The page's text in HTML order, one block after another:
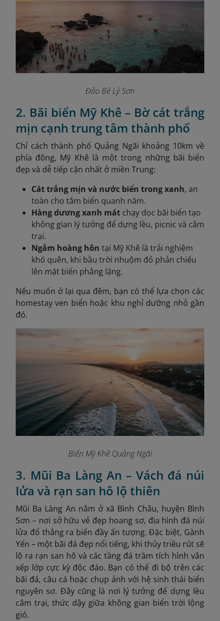
Đảo Bé Lý Sơn
2. Bãi biển Mỹ Khê – Bờ cát trắng
mịn cạnh trung tâm thành phố
Chỉ cách thành phố Quảng Ngãi khoảng 10km về
phía đông, Mỹ Khê là một trong những bãi biển
đẹp và dễ tiếp cận nhất ở miền Trung:
Cát trắng mịn và nước biển trong xanh, an
toàn cho tắm biển quanh năm.
Hàng dương xanh mát chạy dọc bãi biển tạo
không gian lý tưởng để dựng lều, picnic và cắm
trại.
Ngắm hoàng hôn tại Mỹ Khê là trải nghiệm
khó quên, khi bầu trời nhuộm đỏ phản chiếu
lên mặt biển phẳng lặng.
Nếu muốn ở lại qua đêm, bạn có thể lựa chọn các
homestay ven biển hoặc khu nghỉ dưỡng nhỏ gần
đó.
Biển Mỹ Khê Quảng Ngãi
3. Mũi Ba Làng An – Vách đá núi
lửa và rạn san hô lộ thiên
Mũi Ba Làng An nằm ở xã Bình Châu, huyện Bình
Sơn – nơi sở hữu vẻ đẹp hoang sơ, địa hình đá núi
lửa đổ thẳng ra biển đầy ấn tượng. Đặc biệt, Gành
Yến – một bãi đá đẹp nổi tiếng, khi thủy triều rút sẽ
lộ ra rạn san hô và các tầng đá trầm tích hình vân
xếp lớp cực kỳ độc đáo. Bạn có thể đi bộ trên các
bãi đá, câu cá hoặc chụp ảnh với hệ sinh thái biển
nguyên sơ. Đây cũng là nơi lý tưởng để dựng lều
cắm trại, thức dậy giữa không gian biển trời lộng
gió.